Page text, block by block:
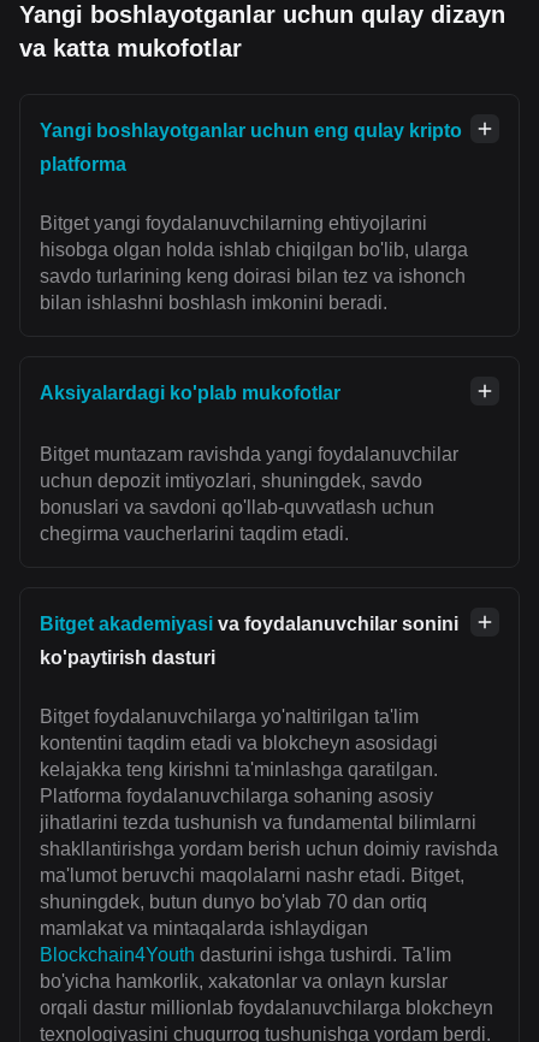
Yangi boshlayotganlar uchun qulay dizayn
va katta mukofotlar
Yangi boshlayotganlar uchun eng qulay kripto
platforma
Bitget yangi foydalanuvchilarning ehtiyojlarini
hisobga olgan holda ishlab chiqilgan bo'lib, ularga
savdo turlarining keng doirasi bilan tez va ishonch
bilan ishlashni boshlash imkonini beradi.
Aksiyalardagi ko'plab mukofotlar
Bitget muntazam ravishda yangi foydalanuvchilar
uchun depozit imtiyozlari, shuningdek, savdo
bonuslari va savdoni qo'llab-quvvatlash uchun
chegirma vaucherlarini taqdim etadi.
Bitget akademiyasi va foydalanuvchilar sonini
ko'paytirish dasturi
Bitget foydalanuvchilarga yo'naltirilgan ta'lim
kontentini taqdim etadi va blokcheyn asosidagi
kelajakka teng kirishni ta'minlashga qaratilgan.
Platforma foydalanuvchilarga sohaning asosiy
jihatlarini tezda tushunish va fundamental bilimlarni
shakllantirishga yordam berish uchun doimiy ravishda
ma'lumot beruvchi maqolalarni nashr etadi. Bitget,
shuningdek, butun dunyo bo'ylab 70 dan ortiq
mamlakat va mintaqalarda ishlaydigan
Blockchain4Youth dasturini ishga tushirdi. Ta'lim
bo'yicha hamkorlik, xakatonlar va onlayn kurslar
orqali dastur millionlab foydalanuvchilarga blokcheyn
texnologiyasini chuqurroq tushunishga yordam berdi.